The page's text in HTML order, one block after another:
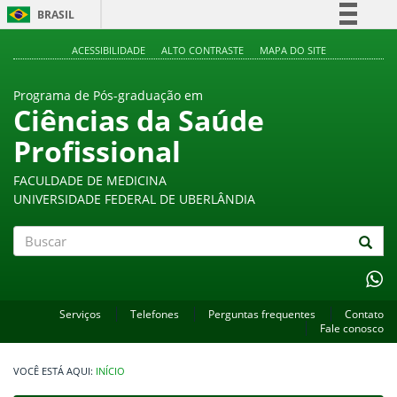
BRASIL
Acesso à informação
ACESSIBILIDADE ALTO CONTRASTE MAPA DO SITE
Programa de Pós-graduação em
Ciências da Saúde
Profissional
FACULDADE DE MEDICINA
UNIVERSIDADE FEDERAL DE UBERLÂNDIA
Serviços Telefones Perguntas frequentes
Contato
Fale conosco
INÍCIO